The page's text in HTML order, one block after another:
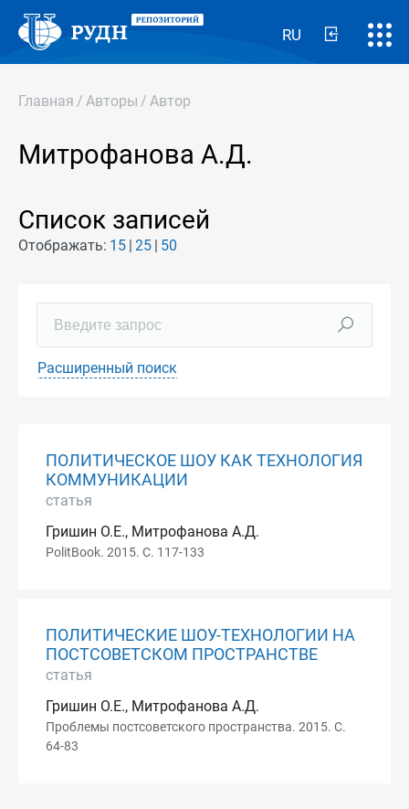
RU
Главная / Авторы / Автор
Митрофанова А.Д.
Список записей
Отображать: 15 25 50
Расширенный поиск
ПОЛИТИЧЕСКОЕ ШОУ КАК ТЕХНОЛОГИЯ
КОММУНИКАЦИИ
статья
Гришин О.Е., Митрофанова А.Д.
PolitBook. 2015. С. 117-133
ПОЛИТИЧЕСКИЕ ШОУ-ТЕХНОЛОГИИ НА
ПОСТСОВЕТСКОМ ПРОСТРАНСТВЕ
статья
Гришин О.Е., Митрофанова А.Д.
Проблемы постсоветского пространства. 2015. С.
64-83